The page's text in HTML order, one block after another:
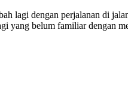
lagi dengan perjalanan di
yang belum familiar dengan